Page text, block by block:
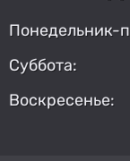
Понедельник-
Суббота:
Воскресенье: